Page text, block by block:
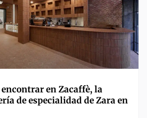
encontrar en Zacaffè, la
de especialidad de Zara en